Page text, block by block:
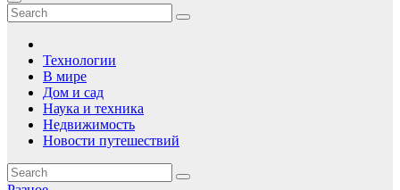
Технологии
В мире
Дом и сад
Наука и техника
Недвижимость
Новости путешествий